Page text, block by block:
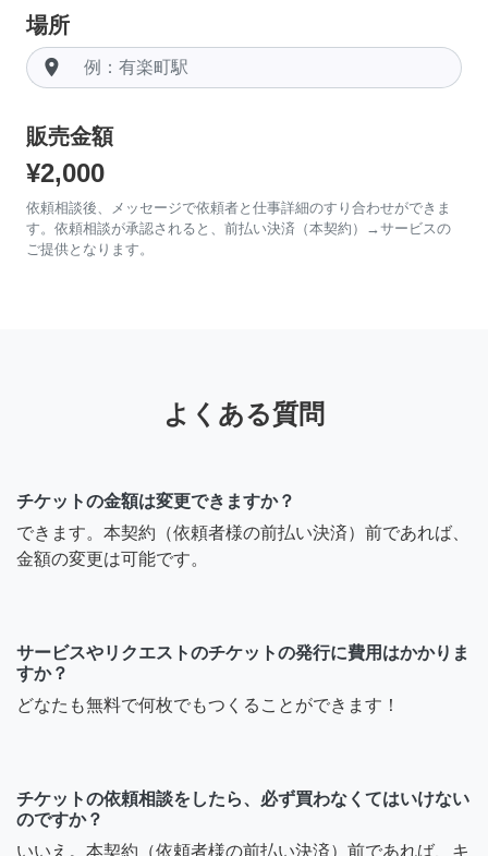
場所
room
販売金額
¥2,000
依頼相談後、メッセージで依頼者と仕事詳細のすり合わせができま
す。依頼相談が承認されると、前払い決済（本契約）→サービスの
ご提供となります。
よくある質問
チケットの金額は変更できますか？
できます。本契約（依頼者様の前払い決済）前であれば、
金額の変更は可能です。
サービスやリクエストのチケットの発行に費用はかかりま
すか？
どなたも無料で何枚でもつくることができます！
チケットの依頼相談をしたら、必ず買わなくてはいけない
のですか？
いいえ。本契約（依頼者様の前払い決済）前であれば、キ